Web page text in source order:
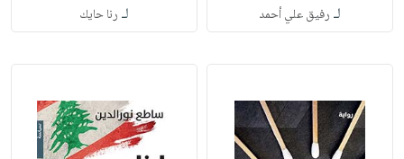
لـ رفيق علي أحمد لـ رنا حايك